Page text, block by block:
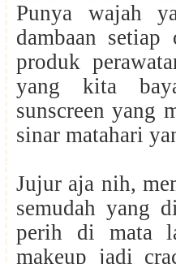
Punya wajah
dambaan
produk
yang kita
sunscreen yang
sinar matahari
Jujur aja nih,
semudah yang
perih di mata
makeup jadi